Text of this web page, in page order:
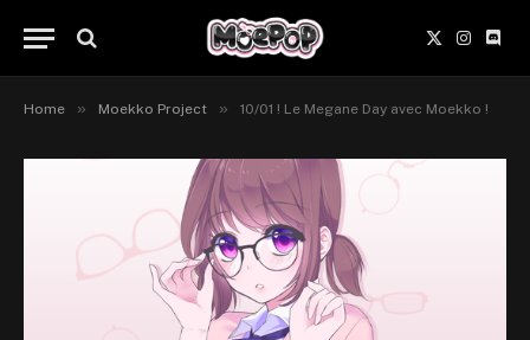
X
(Twitter)
Home » Moekko Project » 10/01 ! Le Megane Day avec Moekko !